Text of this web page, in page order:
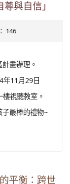
與自信」
146
畫辦理。
年11月29日
樓視聽教室。
子最棒的禮物~
平衡：跨世